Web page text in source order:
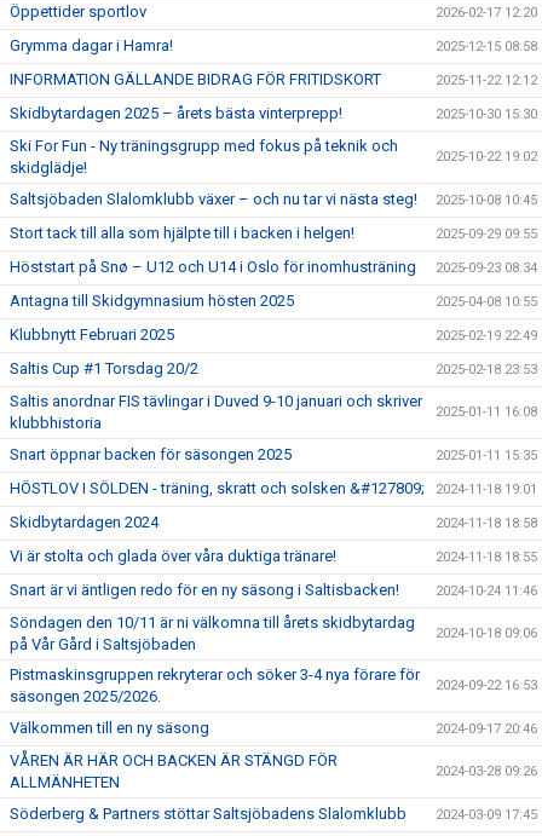
Öppettider sportlov 2026-02-17 12:20
Grymma dagar i Hamra! 2025-12-15 08:58
INFORMATION GÄLLANDE BIDRAG FÖR FRITIDSKORT 2025-11-22 12:12
Skidbytardagen 2025 – årets bästa vinterprepp! 2025-10-30 15:30
Ski For Fun - Ny träningsgrupp med fokus på teknik och
skidglädje!
2025-10-22 19:02
Saltsjöbaden Slalomklubb växer – och nu tar vi nästa steg! 2025-10-08 10:45
Stort tack till alla som hjälpte till i backen i helgen! 2025-09-29 09:55
Höststart på Snø – U12 och U14 i Oslo för inomhusträning 2025-09-23 08:34
Antagna till Skidgymnasium hösten 2025 2025-04-08 10:55
Klubbnytt Februari 2025 2025-02-19 22:49
Saltis Cup #1 Torsdag 20/2 2025-02-18 23:53
Saltis anordnar FIS tävlingar i Duved 9-10 januari och skriver
klubbhistoria
2025-01-11 16:08
Snart öppnar backen för säsongen 2025 2025-01-11 15:35
HÖSTLOV I SÖLDEN - träning, skratt och solsken &#127809; 2024-11-18 19:01
Skidbytardagen 2024 2024-11-18 18:58
Vi är stolta och glada över våra duktiga tränare! 2024-11-18 18:55
Snart är vi äntligen redo för en ny säsong i Saltisbacken! 2024-10-24 11:46
Söndagen den 10/11 är ni välkomna till årets skidbytardag
på Vår Gård i Saltsjöbaden
2024-10-18 09:06
Pistmaskinsgruppen rekryterar och söker 3-4 nya förare för
säsongen 2025/2026.
2024-09-22 16:53
Välkommen till en ny säsong 2024-09-17 20:46
VÅREN ÄR HÄR OCH BACKEN ÄR STÄNGD FÖR
ALLMÄNHETEN
2024-03-28 09:26
Söderberg & Partners stöttar Saltsjöbadens Slalomklubb 2024-03-09 17:45